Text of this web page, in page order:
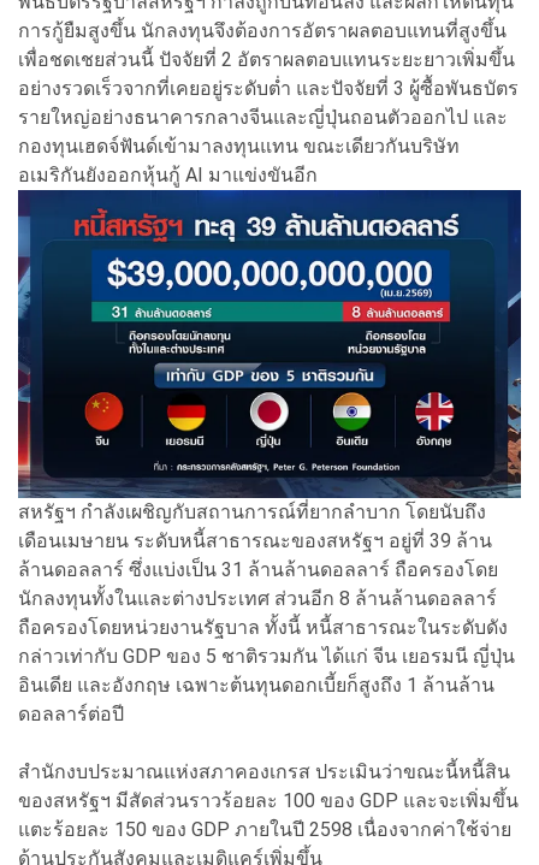
การกู้ยืมสูงขึ้น นักลงทุนจึงต้องการอัตราผลตอบแทนที่สูงขึ้น
เพื่อชดเชยส่วนนี้ ปัจจัยที่ 2 อัตราผลตอบแทนระยะยาวเพิ่มขึ้น
อย่างรวดเร็วจากที่เคยอยู่ระดับต่ำ และปัจจัยที่ 3 ผู้ซื้อพันธบัตร
รายใหญ่อย่างธนาคารกลางจีนและญี่ปุ่นถอนตัวออกไป และ
กองทุนเฮดจ์ฟันด์เข้ามาลงทุนแทน ขณะเดียวกันบริษัท
อเมริกันยังออกหุ้นกู้ AI มาแข่งขันอีก
สหรัฐฯ กำลังเผชิญกับสถานการณ์ที่ยากลำบาก โดยนับถึง
เดือนเมษายน ระดับหนี้สาธารณะของสหรัฐฯ อยู่ที่ 39 ล้าน
ล้านดอลลาร์ ซึ่งแบ่งเป็น 31 ล้านล้านดอลลาร์ ถือครองโดย
นักลงทุนทั้งในและต่างประเทศ ส่วนอีก 8 ล้านล้านดอลลาร์
ถือครองโดยหน่วยงานรัฐบาล ทั้งนี้ หนี้สาธารณะในระดับดัง
กล่าวเท่ากับ GDP ของ 5 ชาติรวมกัน ได้แก่ จีน เยอรมนี ญี่ปุ่น
อินเดีย และอังกฤษ เฉพาะต้นทุนดอกเบี้ยก็สูงถึง 1 ล้านล้าน
ดอลลาร์ต่อปี
สำนักงบประมาณแห่งสภาคองเกรส ประเมินว่าขณะนี้หนี้สิน
ของสหรัฐฯ มีสัดส่วนราวร้อยละ 100 ของ GDP และจะเพิ่มขึ้น
แตะร้อยละ 150 ของ GDP ภายในปี 2598 เนื่องจากค่าใช้จ่าย
ด้านประกันสังคมและเมดิแคร์เพิ่มขึ้น